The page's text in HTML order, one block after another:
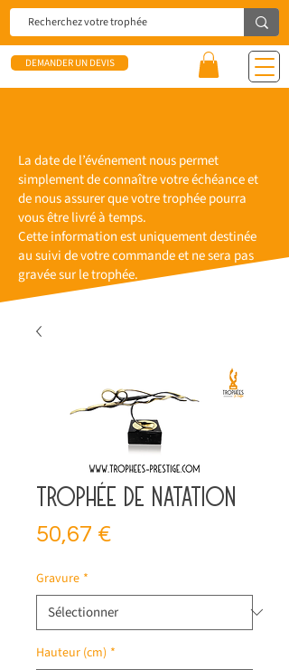
DEMANDER UN DEVIS
La date de l’événement nous permet
simplement de connaître votre échéance et
de nous assurer que votre trophée pourra
vous être livré à temps.
Cette information est uniquement destinée
au suivi de votre commande et ne sera pas
gravée sur le trophée.
Trophée de natation
50,67 €
Gravure *
Hauteur (cm) *